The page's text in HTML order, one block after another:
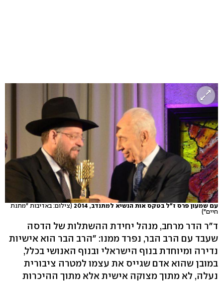
עם שמעון פרס ז"ל בטקס אות הנשיא למתנדב, 2014
(צילום: באדיבות "מתנת
חיים")
ד"ר הדר מרחב, מנהל יחידת ההשתלות של הדסה
שעבד עם הרב הבר, נפרד ממנו: "הרב הבר הוא אישיות
נדירה ומיוחדת בנוף הישראלי ובנוף האנושי בכלל,
במובן שהוא אדם שגייס את עצמו למטרה ציבורית
נעלה, לא מתוך מצוקה אישית אלא מתוך ההיכרות